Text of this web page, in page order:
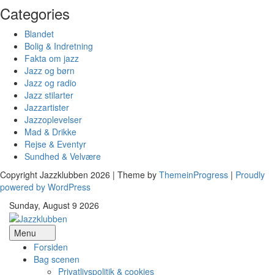
Categories
Blandet
Bolig & Indretning
Fakta om jazz
Jazz og børn
Jazz og radio
Jazz stilarter
Jazzartister
Jazzoplevelser
Mad & Drikke
Rejse & Eventyr
Sundhed & Velvære
Copyright Jazzklubben 2026 | Theme by ThemeinProgress | Proudly
powered by WordPress
Sunday, August 9 2026
Menu
Forsiden
Bag scenen
Privatlivspolitik & cookies